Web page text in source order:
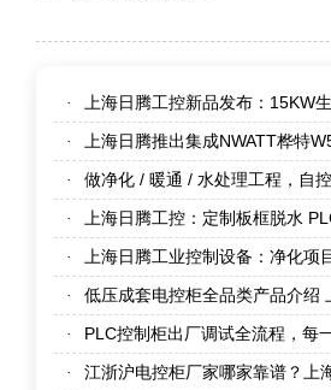
· 上海日腾工控新品发布：15KW
· 上海日腾推出集成NWATT桦特
· 做净化 / 暖通 / 水处理工程，自
· 上海日腾工控：定制板框脱水
· 上海日腾工业控制设备：净化项
· 低压成套电控柜全品类产品介绍
· PLC控制柜出厂调试全流程，每
· 江浙沪电控柜厂家哪家靠谱？上